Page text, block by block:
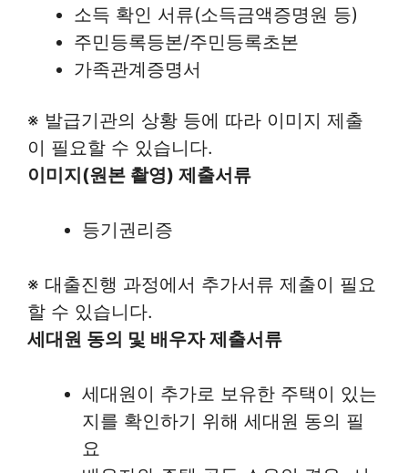
소득 확인 서류(소득금액증명원 등)
주민등록등본/주민등록초본
가족관계증명서
※ 발급기관의 상황 등에 따라 이미지 제출
이 필요할 수 있습니다.
이미지(원본 촬영) 제출서류
등기권리증
※ 대출진행 과정에서 추가서류 제출이 필요
할 수 있습니다.
세대원 동의 및 배우자 제출서류
세대원이 추가로 보유한 주택이 있는
지를 확인하기 위해 세대원 동의 필
요